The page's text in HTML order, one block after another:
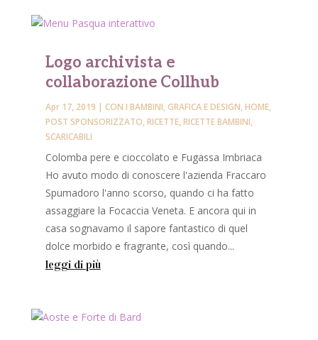
Logo archivista e
collaborazione Collhub
Apr 17, 2019 | CON I BAMBINI,GRAFICA E DESIGN,HOME,
POST SPONSORIZZATO,RICETTE,RICETTE BAMBINI,
SCARICABILI
Colomba pere e cioccolato e Fugassa Imbriaca
Ho avuto modo di conoscere l'azienda Fraccaro
Spumadoro l'anno scorso, quando ci ha fatto
assaggiare la Focaccia Veneta. E ancora qui in
casa sognavamo il sapore fantastico di quel
dolce morbido e fragrante, così quando...
leggi di più